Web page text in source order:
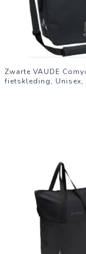
Zwarte VAUDE
fietskleding, Unisex,